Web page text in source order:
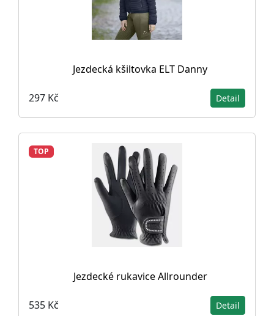
Jezdecká kšiltovka ELT Danny
297 Kč Detail
TOP
Jezdecké rukavice Allrounder
535 Kč Detail